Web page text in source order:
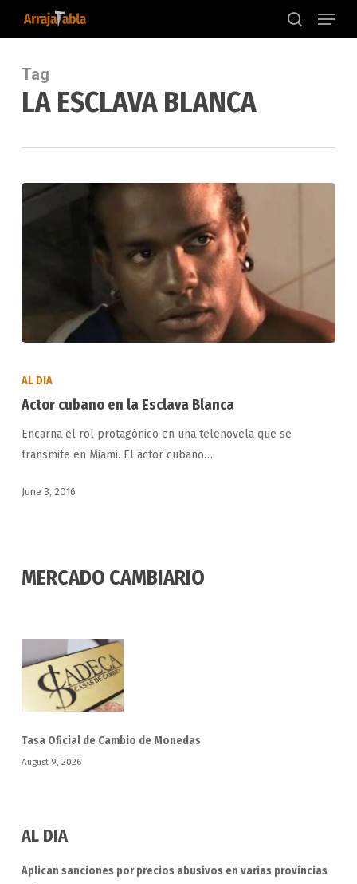
content
search
Menu
Tag
LA ESCLAVA BLANCA
la
Esclava
Blanca
AL DIA
Actor cubano en la Esclava Blanca
Encarna el rol protagónico en una telenovela que se
transmite en Miami. El actor cubano…
June 3, 2016
MERCADO CAMBIARIO
Tasa Oficial de Cambio de Monedas
August 9, 2026
AL DIA
Aplican sanciones por precios abusivos en varias provincias